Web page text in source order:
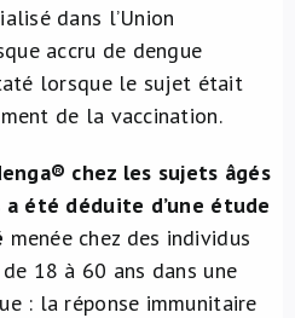
dans l’Union
accru de dengue
lorsque le sujet était
de la vaccination.
chez les sujets âgés
a été déduite d’une étude
menée chez des individus
18 à 60 ans dans une
: la réponse immunitaire